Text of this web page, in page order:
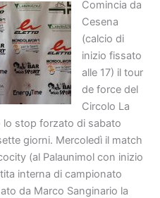
Comincia da
Cesena
(calcio di
inizio fissato
alle 17) il tour
de force del
Circolo La
lo stop forzato di sabato
giorni. Mercoledì il match
(al Palaunimol con inizio
interna di campionato
da Marco Sanginario la